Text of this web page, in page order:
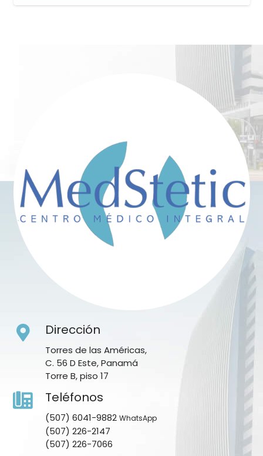
Dirección
Torres de las Américas,
C. 56 D Este, Panamá
Torre B, piso 17
Teléfonos
(507) 6041-9882 WhatsApp
(507) 226-2147
(507) 226-7066